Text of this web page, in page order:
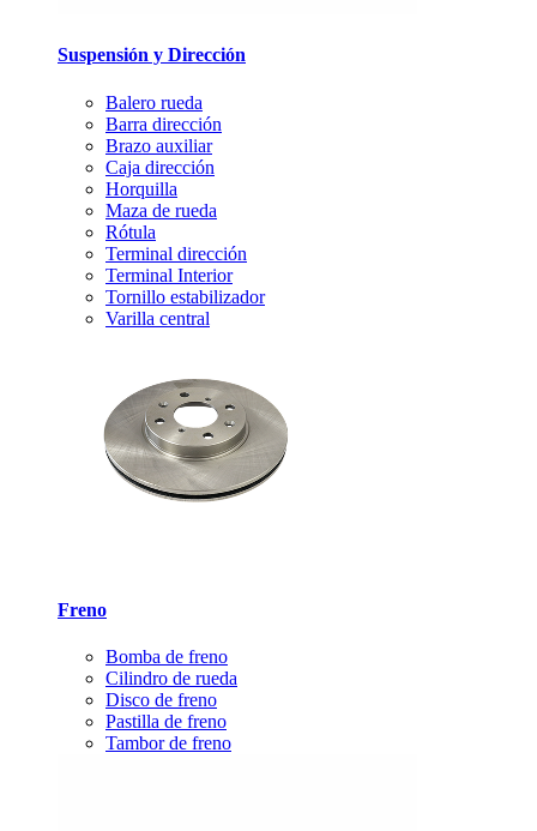
Suspensión y Dirección
Balero rueda
Barra dirección
Brazo auxiliar
Caja dirección
Horquilla
Maza de rueda
Rótula
Terminal dirección
Terminal Interior
Tornillo estabilizador
Varilla central
Freno
Bomba de freno
Cilindro de rueda
Disco de freno
Pastilla de freno
Tambor de freno